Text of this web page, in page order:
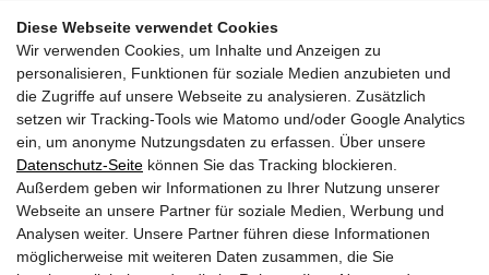
Diese Webseite verwendet Cookies
Wir verwenden Cookies, um Inhalte und Anzeigen zu
personalisieren, Funktionen für soziale Medien anzubieten und
die Zugriffe auf unsere Webseite zu analysieren. Zusätzlich
setzen wir Tracking-Tools wie Matomo und/oder Google Analytics
ein, um anonyme Nutzungsdaten zu erfassen. Über unsere
Datenschutz-Seite können Sie das Tracking blockieren.
Außerdem geben wir Informationen zu Ihrer Nutzung unserer
Webseite an unsere Partner für soziale Medien, Werbung und
Analysen weiter. Unsere Partner führen diese Informationen
möglicherweise mit weiteren Daten zusammen, die Sie
Mehr erfahren
1 2 3 4 5 6 7 … 10